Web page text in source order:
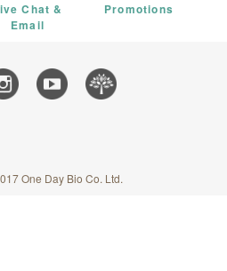
Chat &
Email
Promotions
One Day Bio Co. Ltd.